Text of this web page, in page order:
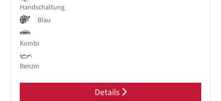
Handschaltung
Blau
Kombi
Benzin
Details